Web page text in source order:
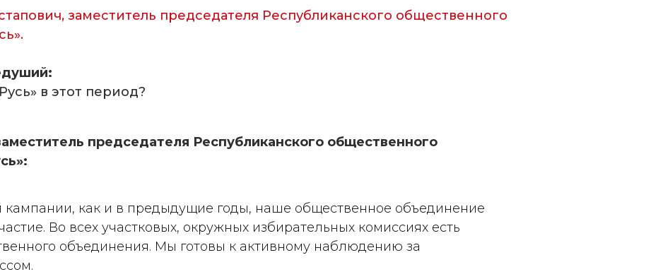
заместитель председателя Республиканского общественного
в этот период?
председателя Республиканского общественного
кампании, как и в предыдущие годы, наше общественное объединение
Во всех участковых, окружных избирательных комиссиях есть
объединения. Мы готовы к активному наблюдению за